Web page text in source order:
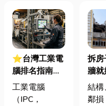
⭐台灣工業電
腦排名指南：
台灣三大工業
電腦龍頭有哪
工業電腦
（IPC，
拆
牆就
裝潢
泥
結
鄰